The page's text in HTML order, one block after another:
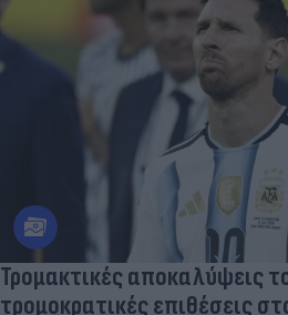
Τρομακτικές αποκαλύψεις
τρομοκρατικές επιθέσεις